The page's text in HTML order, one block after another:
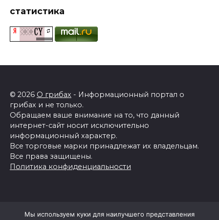
статистика
© 2026 О грибах - Информационный портал о
грибах и не только.
Обращаем ваше внимание на то, что данный
интернет-сайт носит исключительно
информационный характер.
Все торговые марки принадлежат их владельцам.
Все права защищены.
Политика конфиденциальности
Мы используем куки для наилучшего представления